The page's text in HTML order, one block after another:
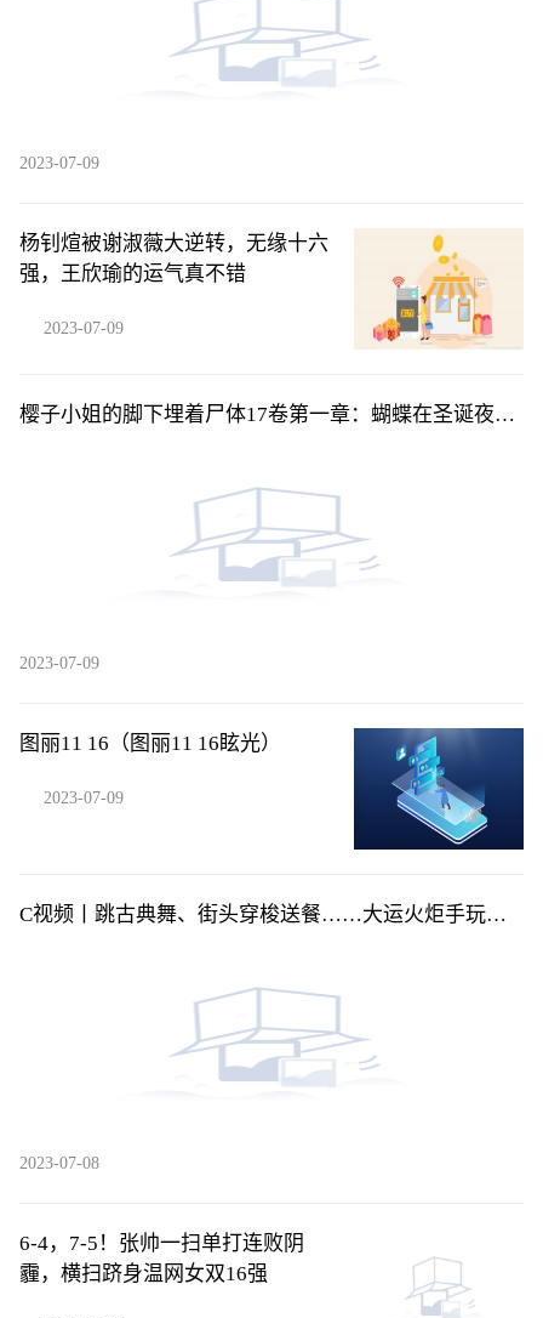
2023-07-09
杨钊煊被谢淑薇大逆转，无缘十六
强，王欣瑜的运气真不错
2023-07-09
樱子小姐的脚下埋着尸体17卷第一章：蝴蝶在圣诞夜展
2023-07-09
图丽11 16（图丽11 16眩光）
2023-07-09
C视频丨跳古典舞、街头穿梭送餐……大运火炬手玩转
2023-07-08
6-4，7-5！张帅一扫单打连败阴
霾，横扫跻身温网女双16强